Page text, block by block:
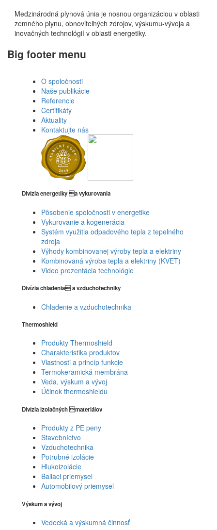
Medzinárodná plynová únia je nosnou organizáciou v oblasti
zemného plynu, obnoviteľných zdrojov, výskumu-vývoja a
inovačných technológií v oblasti energetiky.
Big footer menu
O spoločnosti
Naše publikácie
Referencie
Certifikáty
Aktuality
Kontaktujte nás
Divízia energetiky a vykurovania
Pôsobenie spoločnosti v energetike
Vykurovanie a kogenerácia
Systém využitia odpadového tepla z tepelného
zdroja
Výhody kombinovanej výroby tepla a elektriny
Kombinovaná výroba tepla a elektriny (KVET)
Video prezentácia technológie
Divízia chladenia a vzduchotechniky
Chladenie a vzduchotechnika
Thermoshield
Produkty Thermoshield
Charakteristika produktov
Vlastnosti a princíp funkcie
Termokeramická membrána
Veda, výskum a vývoj
Účinok thermoshieldu
Divízia izolačných materiálov
Produkty z PE peny
Stavebníctvo
Vzduchotechnika
Potrubné izolácie
Hlukoizolácie
Baliaci priemysel
Automobilový priemysel
Výskum a vývoj
Vedecká a výskumná činnosť